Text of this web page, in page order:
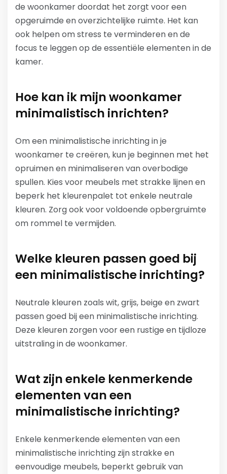
de woonkamer doordat het zorgt voor een
opgeruimde en overzichtelijke ruimte. Het kan
ook helpen om stress te verminderen en de
focus te leggen op de essentiële elementen in de
kamer.
Hoe kan ik mijn woonkamer
minimalistisch inrichten?
Om een minimalistische inrichting in je
woonkamer te creëren, kun je beginnen met het
opruimen en minimaliseren van overbodige
spullen. Kies voor meubels met strakke lijnen en
beperk het kleurenpalet tot enkele neutrale
kleuren. Zorg ook voor voldoende opbergruimte
om rommel te vermijden.
Welke kleuren passen goed bij
een minimalistische inrichting?
Neutrale kleuren zoals wit, grijs, beige en zwart
passen goed bij een minimalistische inrichting.
Deze kleuren zorgen voor een rustige en tijdloze
uitstraling in de woonkamer.
Wat zijn enkele kenmerkende
elementen van een
minimalistische inrichting?
Enkele kenmerkende elementen van een
minimalistische inrichting zijn strakke en
eenvoudige meubels, beperkt gebruik van